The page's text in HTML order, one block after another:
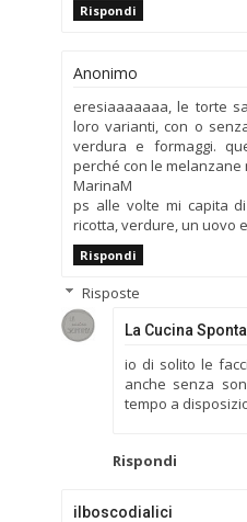
Rispondi
Anonimo
eresiaaaaaaa, le torte
loro varianti, con o
verdura e formaggi.
perché con le melanzane
MarinaM
ps alle volte mi capita
ricotta, verdure, un uovo
Rispondi
Risposte
La Cucina
io di solito le
anche senza
tempo a
Rispondi
ilboscodialici